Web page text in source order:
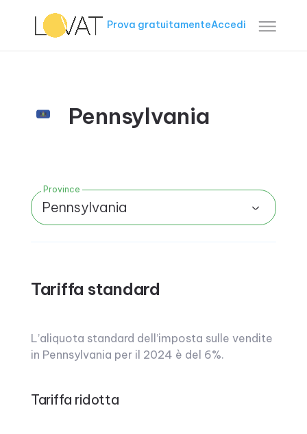
Prova gratuitamenteAccedi
Pennsylvania
Province
Pennsylvania
Tariffa standard
L’aliquota standard dell’imposta sulle vendite
in Pennsylvania per il 2024 è del 6%.
Tariffa ridotta